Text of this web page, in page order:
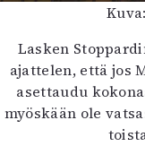
Lasken
ajattelen, että jos
asettaudu
myöskään ole